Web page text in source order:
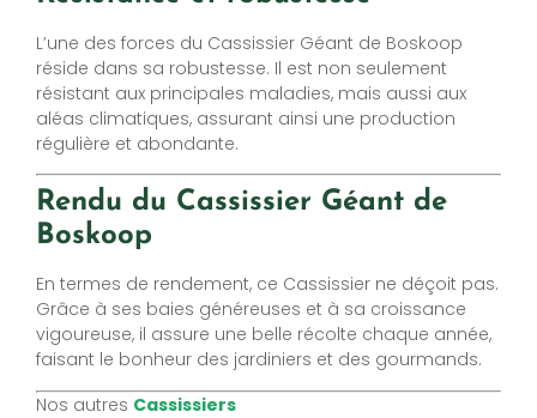
L’une des forces du Cassissier Géant de Boskoop
réside dans sa robustesse. Il est non seulement
résistant aux principales maladies, mais aussi aux
aléas climatiques, assurant ainsi une production
régulière et abondante.
Rendu du Cassissier Géant de
Boskoop
En termes de rendement, ce Cassissier ne déçoit pas.
Grâce à ses baies généreuses et à sa croissance
vigoureuse, il assure une belle récolte chaque année,
faisant le bonheur des jardiniers et des gourmands.
Nos autres Cassissiers